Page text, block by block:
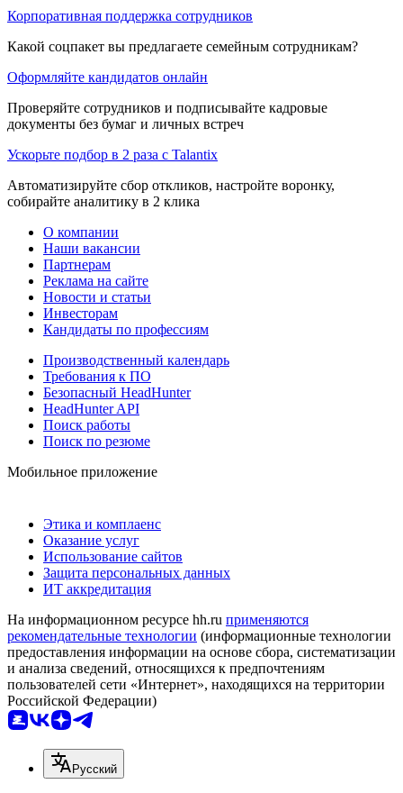
Корпоративная поддержка сотрудников
Какой соцпакет вы предлагаете семейным сотрудникам?
Оформляйте кандидатов онлайн
Проверяйте сотрудников и подписывайте кадровые
документы без бумаг и личных встреч
Ускорьте подбор в 2 раза с Talantix
Автоматизируйте сбор откликов, настройте воронку,
собирайте аналитику в 2 клика
О компании
Наши вакансии
Партнерам
Реклама на сайте
Новости и статьи
Инвесторам
Кандидаты по профессиям
Производственный календарь
Требования к ПО
Безопасный HeadHunter
HeadHunter API
Поиск работы
Поиск по резюме
Мобильное приложение
Этика и комплаенс
Оказание услуг
Использование сайтов
Защита персональных данных
ИТ аккредитация
На информационном ресурсе hh.ru применяются
рекомендательные технологии (информационные технологии
предоставления информации на основе сбора, систематизации
и анализа сведений, относящихся к предпочтениям
пользователей сети «Интернет», находящихся на территории
Российской Федерации)
Русский